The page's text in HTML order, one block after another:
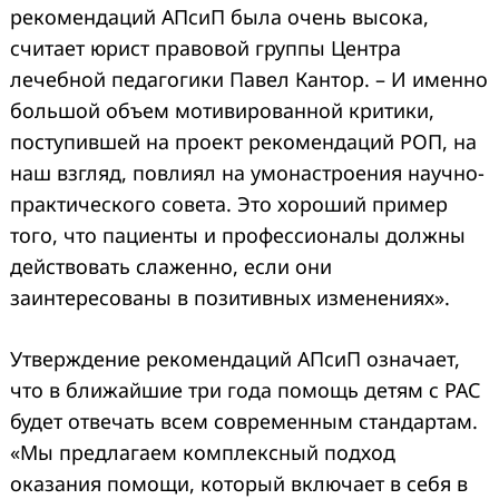
рекомендаций АПсиП была очень высока,
считает юрист правовой группы Центра
лечебной педагогики Павел Кантор. – И именно
большой объем мотивированной критики,
поступившей на проект рекомендаций РОП, на
наш взгляд, повлиял на умонастроения научно-
практического совета. Это хороший пример
того, что пациенты и профессионалы должны
действовать слаженно, если они
заинтересованы в позитивных изменениях».
Утверждение рекомендаций АПсиП означает,
что в ближайшие три года помощь детям с РАС
будет отвечать всем современным стандартам.
«Мы предлагаем комплексный подход
оказания помощи, который включает в себя в